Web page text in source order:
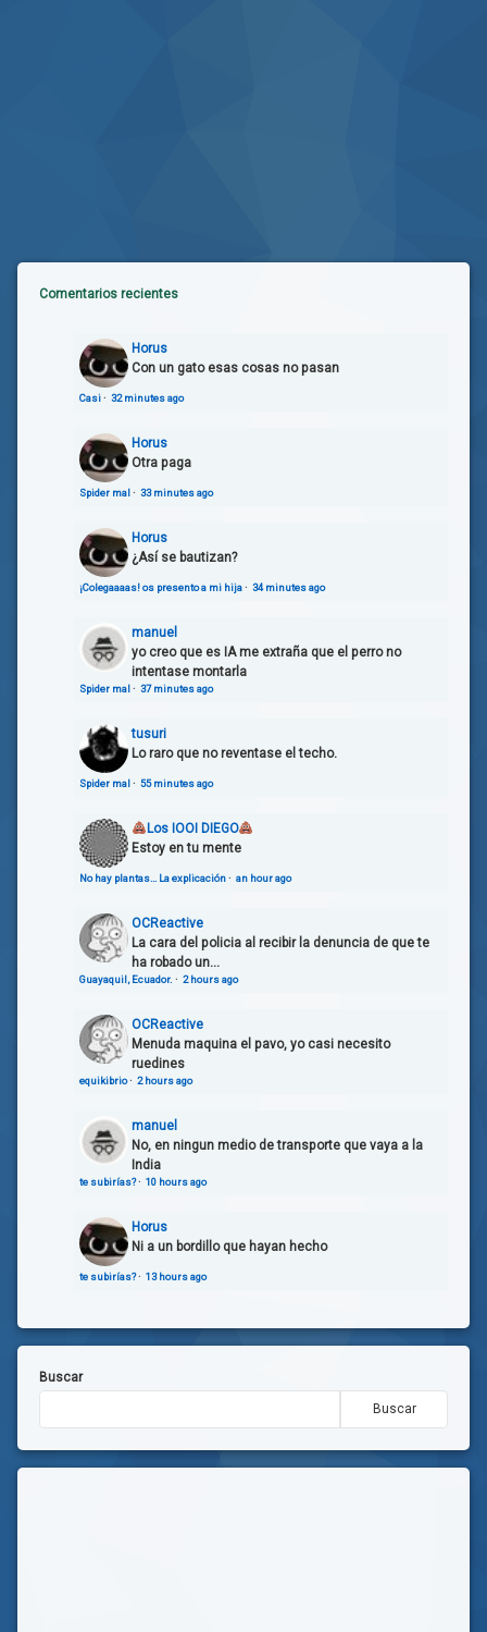
Comentarios recientes
Horus
Con un gato esas cosas no pasan
Casi· 32 minutes ago
Horus
Otra paga
Spider mal· 33 minutes ago
Horus
¿Así se bautizan?
¡Colegaaaas! os presento a mi hija· 34 minutes ago
manuel
yo creo que es IA me extraña que el perro no
intentase montarla
Spider mal· 37 minutes ago
tusuri
Lo raro que no reventase el techo.
Spider mal· 55 minutes ago
Los IOOI DIEGO
Estoy en tu mente
No hay plantas… La explicación· an hour ago
OCReactive
La cara del policia al recibir la denuncia de que te
ha robado un...
Guayaquil, Ecuador. · 2 hours ago
OCReactive
Menuda maquina el pavo, yo casi necesito
ruedines
equikibrio· 2 hours ago
manuel
No, en ningun medio de transporte que vaya a la
India
te subirías?· 10 hours ago
Horus
Ni a un bordillo que hayan hecho
te subirías?· 13 hours ago
Buscar
Buscar